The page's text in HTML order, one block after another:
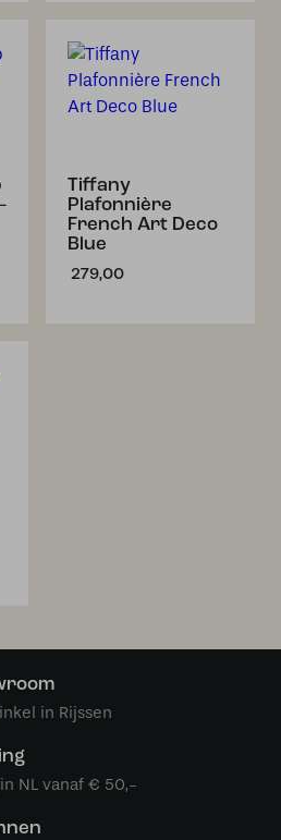
Tiffany
Plafonnière
French Art Deco
Blue
279,00
in Rijssen
NL vanaf € 50,-